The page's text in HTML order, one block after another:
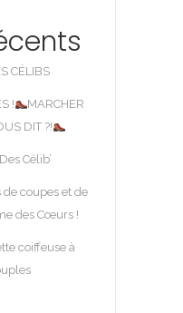
CÉLIBS
!
MARCHER
DIT ?!
Célib’
coupes et de
des Cœurs !
coiffeuse à